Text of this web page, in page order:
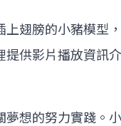
翅膀的小豬模型
供影片播放資訊
想的努力實踐。